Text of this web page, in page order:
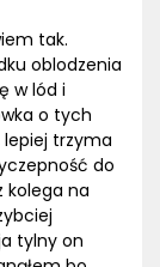
tak.
oblodzenia
w lód i
o tych
trzyma
do
kolega na
tylny on